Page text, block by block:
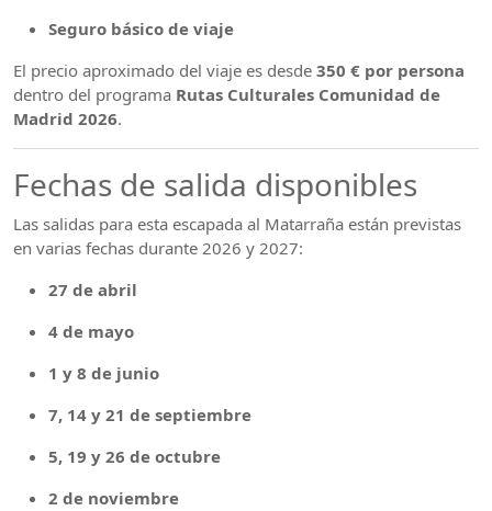
Seguro básico de viaje
El precio aproximado del viaje es desde 350 € por persona
dentro del programa Rutas Culturales Comunidad de
Madrid 2026.
Fechas de salida disponibles
Las salidas para esta escapada al Matarraña están previstas
en varias fechas durante 2026 y 2027:
27 de abril
4 de mayo
1 y 8 de junio
7, 14 y 21 de septiembre
5, 19 y 26 de octubre
2 de noviembre